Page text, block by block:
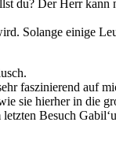
du? Der Herr kann
Solange einige
faszinierend auf
sie hierher in die
Besuch